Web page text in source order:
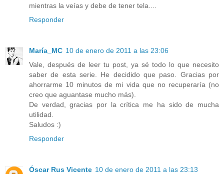
mientras la veías y debe de tener tela....
Responder
María_MC 10 de enero de 2011 a las 23:06
Vale, después de leer tu post, ya sé todo lo que necesito
saber de esta serie. He decidido que paso. Gracias por
ahorrarme 10 minutos de mi vida que no recuperaría (no
creo que aguantase mucho más).
De verdad, gracias por la crítica me ha sido de mucha
utilidad.
Saludos :)
Responder
Óscar Rus Vicente 10 de enero de 2011 a las 23:13